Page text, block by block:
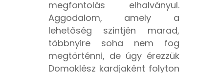
megfontolás elhalványul.
Aggodalom, amely a
lehetőség szintjén marad,
többnyire soha nem fog
megtörténni, de úgy érezzük
Domoklész kardjaként folyton